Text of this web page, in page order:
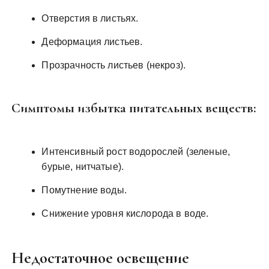
Отверстия в листьях.
Деформация листьев.
Прозрачность листьев (некроз).
Симптомы избытка питательных веществ:
Интенсивный рост водорослей (зеленые,
бурые, нитчатые).
Помутнение воды.
Снижение уровня кислорода в воде.
Недостаточное освещение